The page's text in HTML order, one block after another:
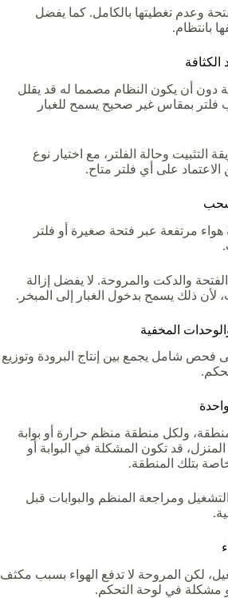
وعدم تغطيتها بالكامل. كما يفضل
بانتظام.
دون أن يكون النظام مصمما له قد يقلل
فلتر بمقاس غير صحيح يسمح للغبار
التثبيت وحالة الفلتر، مع اختيار نوع
على أي فلتر متاح.
مرتفعة عبر فتحة صغيرة أو فلتر
والدكت والمروحة. لا يفضل إزالة
لأن ذلك يسمح بدخول الغبار إلى المبخر.
المخفية
فحص شامل يجمع بين إنتاج البرودة وتوزيع
ولكل منطقة منظم حرارة أو بوابة
قد تكون المشكلة في البوابة أو
بتلك المنطقة.
ومراجعة المنظم والبوابات قبل
لكن المروحة لا تدفع الهواء بسبب مكثف
مشكلة في لوحة التحكم.